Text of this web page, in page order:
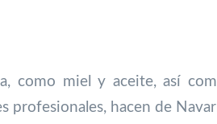
como miel y aceite, así
profesionales, hacen de